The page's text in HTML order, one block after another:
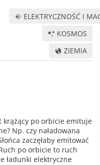
ELEKTRYCZNOŚĆ I
KOSMOS
ZIEMIA
krążący po orbicie emituje
Np. czy naładowana
zaczęłaby emitować
po orbicie to ruch
ładunki elektryczne